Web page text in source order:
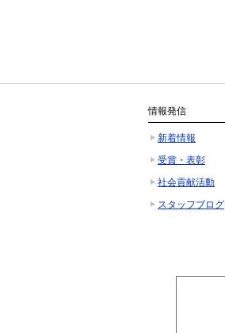
情報発信
新着情報
受賞・表彰
社会貢献活動
スタッフブログ